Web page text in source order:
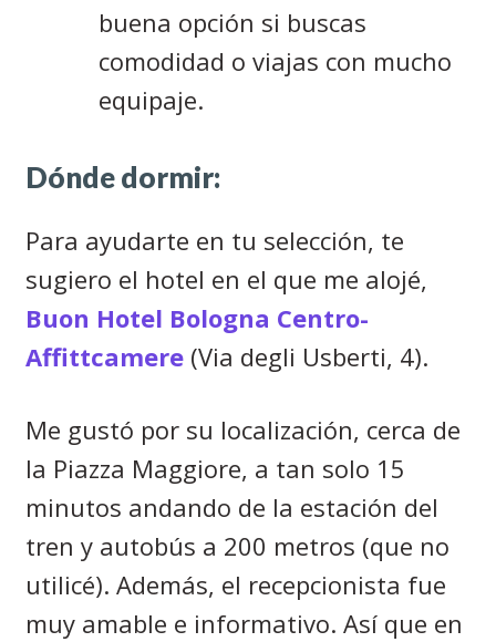
buena opción si buscas
comodidad o viajas con mucho
equipaje.
Dónde dormir:
Para ayudarte en tu selección, te
sugiero el hotel en el que me alojé,
Buon Hotel Bologna Centro-
Affittcamere (Via degli Usberti, 4).
Me gustó por su localización, cerca de
la Piazza Maggiore, a tan solo 15
minutos andando de la estación del
tren y autobús a 200 metros (que no
utilicé). Además, el recepcionista fue
muy amable e informativo. Así que en